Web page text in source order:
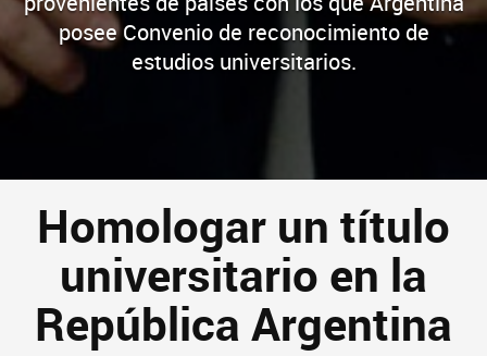
posee Convenio de reconocimiento de
estudios universitarios.
Homologar un título
universitario en la
República Argentina